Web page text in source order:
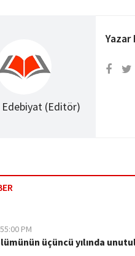
Edebiyat (Editör)
Yazar
PM
üçüncü yılında